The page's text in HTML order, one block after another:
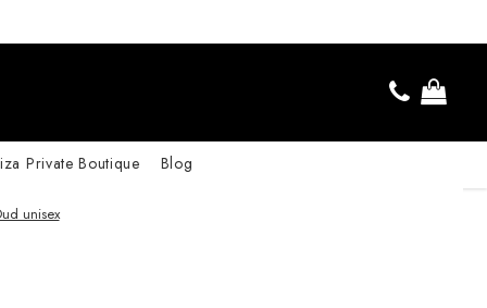
Private Boutique Blog
unisex